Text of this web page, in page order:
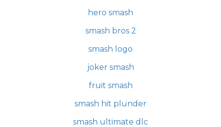
hero smash
smash bros 2
smash logo
joker smash
fruit smash
smash hit plunder
smash ultimate dlc